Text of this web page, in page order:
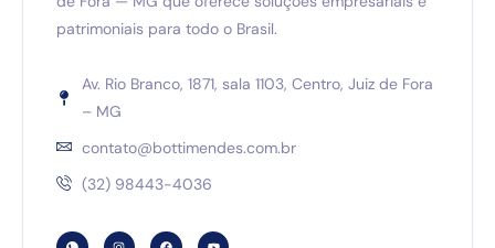
patrimoniais para todo o Brasil.
Av. Rio Branco, 1871, sala 1103, Centro, Juiz de Fora
– MG
contato@bottimendes.com.br
(32) 98443-4036